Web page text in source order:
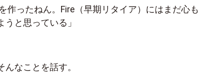
作ったねん。Fire（早期リタイア）にはまだ心も
と思っている」
なことを話す。